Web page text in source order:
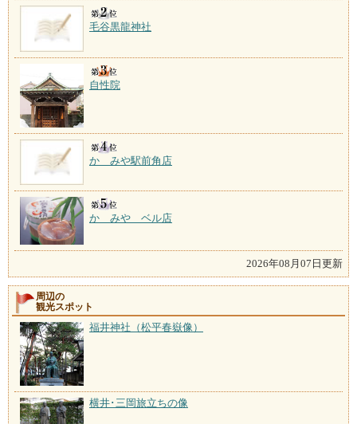
毛谷黒龍神社
自性院
かゞみや駅前角店
かゞみや ベル店
2026年08月07日更新
周辺の
観光スポット
福井神社（松平春嶽像）
横井･三岡旅立ちの像